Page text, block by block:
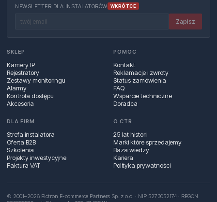
NEWSLETTER DLA INSTALATORÓW WKRÓTCE
Zapisz
SKLEP
Kamery IP
Rejestratory
Zestawy monitoringu
Alarmy
Kontrola dostępu
Akcesoria
POMOC
Kontakt
Reklamacje i zwroty
Status zamówienia
FAQ
Wsparcie techniczne
Doradca
DLA FIRM
Strefa instalatora
Oferta B2B
Szkolenia
Projekty inwestycyjne
Faktura VAT
O CTR
25 lat historii
Marki które sprzedajemy
Baza wiedzy
Kariera
Polityka prywatności
© 2001–2026 Elctron E-commerce Partners Sp. z o.o. · NIP 5273052174 · REGON